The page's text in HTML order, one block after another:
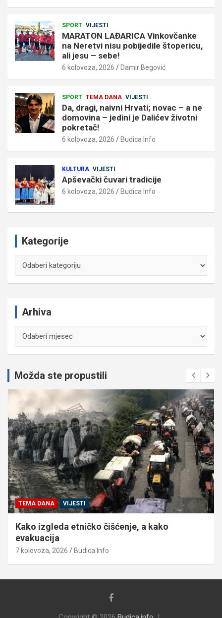
SPORT VIJESTI
MARATON LAĐARICA Vinkovčanke
na Neretvi nisu pobijedile štopericu,
ali jesu – sebe!
6 kolovoza, 2026 Damir Begović
SPORT TEMA DANA VIJESTI
Da, dragi, naivni Hrvati; novac – a ne
domovina – jedini je Dalićev životni
pokretač!
6 kolovoza, 2026 Budica Info
KULTURA VIJESTI
Apševački čuvari tradicije
6 kolovoza, 2026 Budica Info
Kategorije
Arhiva
Možda ste propustili
TEMA DANA VIJESTI
Kako izgleda etničko čišćenje, a kako
evakuacija
7 kolovoza, 2026 Budica Info